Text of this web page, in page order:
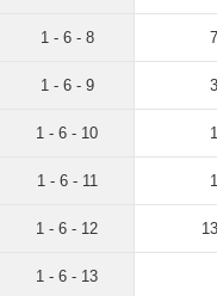
1 - 6 - 8
1 - 6 - 9
1 - 6 - 10
1 - 6 - 11
1 - 6 - 12
1 - 6 - 13